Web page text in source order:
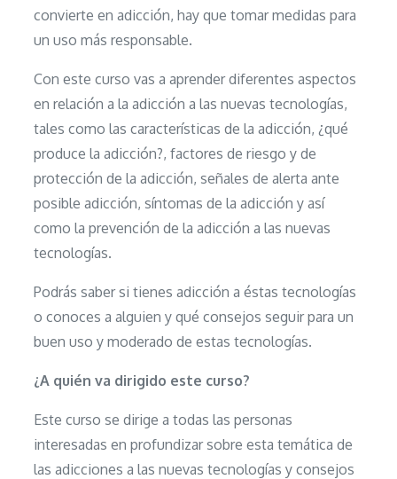
convierte en adicción, hay que tomar medidas para
un uso más responsable.
Con este curso vas a aprender diferentes aspectos
en relación a la adicción a las nuevas tecnologías,
tales como las características de la adicción, ¿qué
produce la adicción?, factores de riesgo y de
protección de la adicción, señales de alerta ante
posible adicción, síntomas de la adicción y así
como la prevención de la adicción a las nuevas
tecnologías.
Podrás saber si tienes adicción a éstas tecnologías
o conoces a alguien y qué consejos seguir para un
buen uso y moderado de estas tecnologías.
¿A quién va dirigido este curso?
Este curso se dirige a todas las personas
interesadas en profundizar sobre esta temática de
las adicciones a las nuevas tecnologías y consejos